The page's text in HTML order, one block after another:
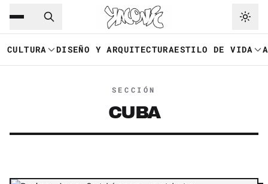
Saltar al contenido principal
CULTURA DISEÑO Y ARQUITECTURAESTILO DE VIDA
SECCIÓN
CUBA